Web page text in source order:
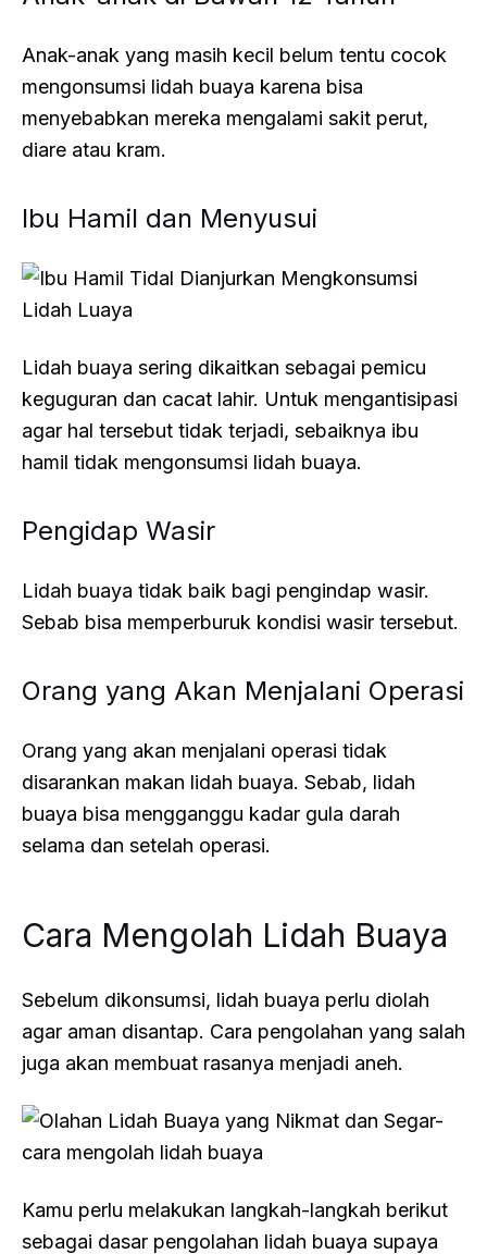
Anak-anak yang masih kecil belum tentu cocok
mengonsumsi lidah buaya karena bisa
menyebabkan mereka mengalami sakit perut,
diare atau kram.
Ibu Hamil dan Menyusui
Lidah buaya sering dikaitkan sebagai pemicu
keguguran dan cacat lahir. Untuk mengantisipasi
agar hal tersebut tidak terjadi, sebaiknya ibu
hamil tidak mengonsumsi lidah buaya.
Pengidap Wasir
Lidah buaya tidak baik bagi pengindap wasir.
Sebab bisa memperburuk kondisi wasir tersebut.
Orang yang Akan Menjalani Operasi
Orang yang akan menjalani operasi tidak
disarankan makan lidah buaya. Sebab, lidah
buaya bisa mengganggu kadar gula darah
selama dan setelah operasi.
Cara Mengolah Lidah Buaya
Sebelum dikonsumsi, lidah buaya perlu diolah
agar aman disantap. Cara pengolahan yang salah
juga akan membuat rasanya menjadi aneh.
Kamu perlu melakukan langkah-langkah berikut
sebagai dasar pengolahan lidah buaya supaya